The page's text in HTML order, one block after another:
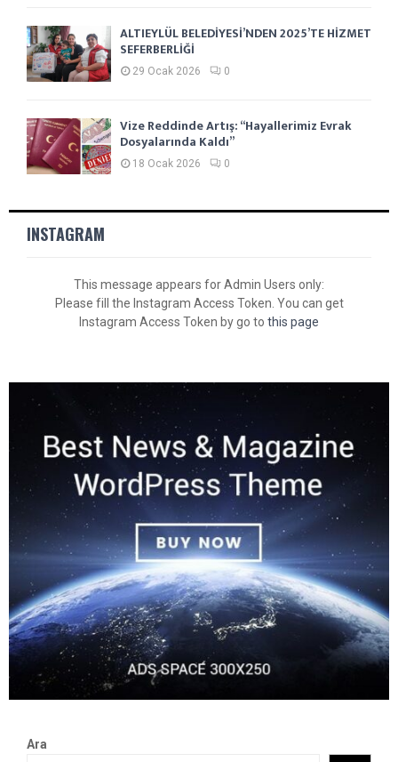
ALTIEYLÜL BELEDİYESİ’NDEN 2025’TE HİZMET
SEFERBERLİĞİ
29 Ocak 2026 0
Vize Reddinde Artış: “Hayallerimiz Evrak
Dosyalarında Kaldı”
18 Ocak 2026 0
INSTAGRAM
This message appears for Admin Users only:
Please fill the Instagram Access Token. You can get
Instagram Access Token by go to this page
Ara